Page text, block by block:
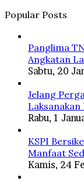
Popular Posts
Panglima
Angkatan
Sabtu, 20
Jelang
Laksanakan
Rabu, 1
KSPI
Manfaat
Kamis, 24